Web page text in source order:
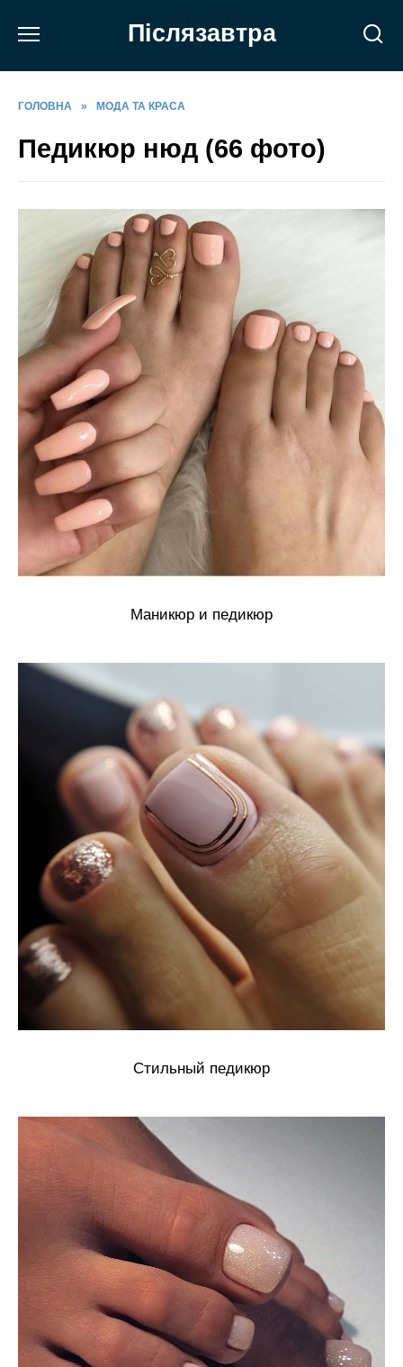
Післязавтра
ГОЛОВНА » МОДА ТА КРАСА
Педикюр нюд (66 фото)
Маникюр и педикюр
Стильный педикюр